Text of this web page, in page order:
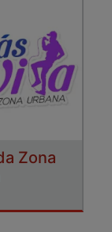
Zona